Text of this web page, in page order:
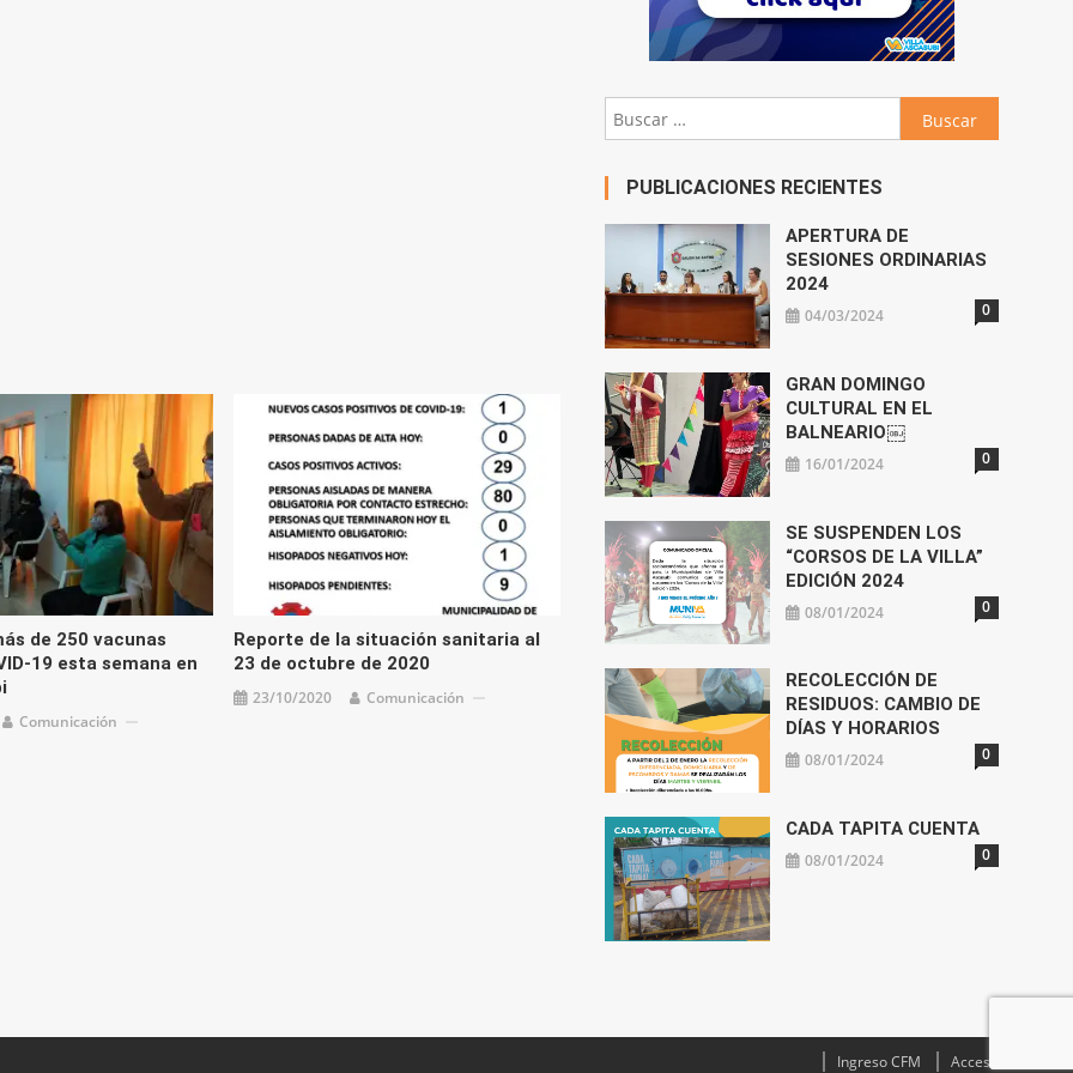
de 250 vacunas
19 esta semana en
Comunicación
Reporte de la situación sanitaria al
23 de octubre de 2020
23/10/2020 Comunicación
Buscar:
PUBLICACIONES RECIENTES
APERTURA DE
SESIONES ORDINARIAS
2024
04/03/2024 0
GRAN DOMINGO
CULTURAL EN EL
BALNEARIO￼
16/01/2024 0
SE SUSPENDEN LOS
“CORSOS DE LA VILLA”
EDICIÓN 2024
08/01/2024 0
RECOLECCIÓN DE
RESIDUOS: CAMBIO DE
DÍAS Y HORARIOS
08/01/2024 0
CADA TAPITA CUENTA
08/01/2024 0
Ingreso CFM Acceso